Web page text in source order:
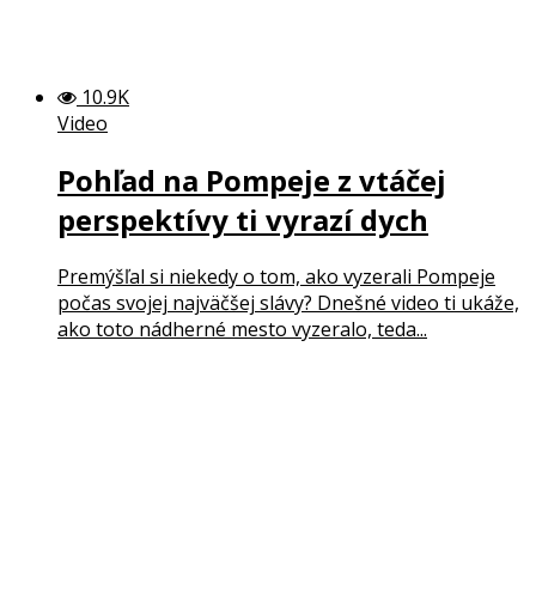
10.9K
Video
Pohľad na Pompeje z vtáčej
perspektívy ti vyrazí dych
Premýšľal si niekedy o tom, ako vyzerali Pompeje
počas svojej najväčšej slávy? Dnešné video ti ukáže,
ako toto nádherné mesto vyzeralo, teda...